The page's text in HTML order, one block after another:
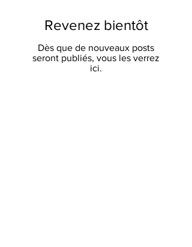
Revenez bientôt
Dès que de nouveaux posts
seront publiés, vous les verrez
ici.